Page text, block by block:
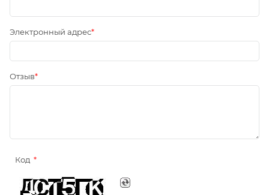
Электронный адрес
Отзыв
Код